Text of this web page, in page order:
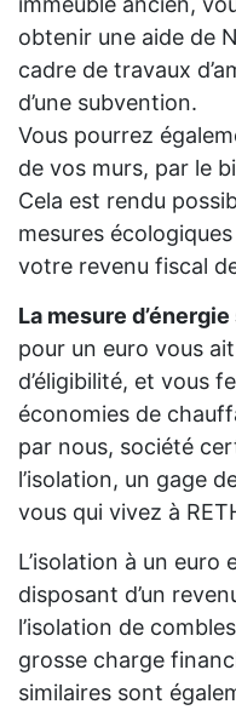
obtenir une aide de
cadre de travaux
d’une subvention.
Vous pourrez
de vos murs, par le
Cela est rendu
mesures
votre revenu fiscal
La mesure
pour un euro vous
d’éligibilité, et vous
économies de
par nous, société
l’isolation, un gage
vous qui vivez à
L’isolation à un euro
disposant d’un
l’isolation de
grosse charge
similaires sont